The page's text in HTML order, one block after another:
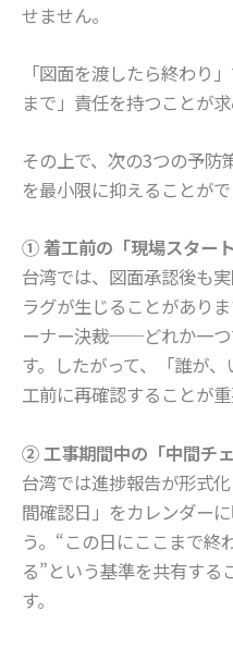
せません。
「図面を渡したら終わり
まで」責任を持つことが求
その上で、次の3つの予防
を最小限に抑えることがで
① 着工前の「現場スター
台湾では、図面承認後も
ラグが生じることがあり
ーナー決裁──どれか一つ
す。したがって、「誰が
工前に再確認することが重
② 工事期間中の「中間チ
台湾では進捗報告が形式
間確認日」をカレンダー
う。“この日にここまで終
る”という基準を共有する
す。